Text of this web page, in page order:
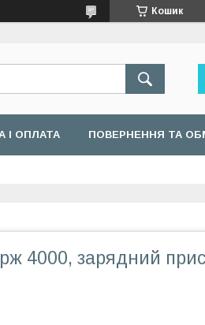
Кошик
І ОПЛАТА ПОВЕРНЕННЯ ТА
4000, зарядний